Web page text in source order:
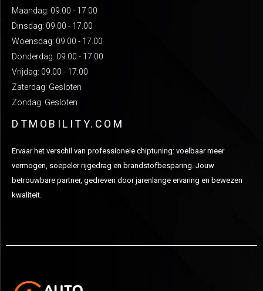
Maandag: 09:00 - 17:00
Dinsdag: 09.00 - 17.00
Woensdag: 09.00 - 17.00
Donderdag: 09.00 - 17.00
Vrijdag: 09.00 - 17.00
Zaterdag: Gesloten
Zondag: Gesloten
DTMOBILITY.COM
Ervaar het verschil van professionele chiptuning: voelbaar meer
vermogen, soepeler rijgedrag en brandstofbesparing. Jouw
betrouwbare partner, gedreven door jarenlange ervaring en bewezen
kwaliteit.